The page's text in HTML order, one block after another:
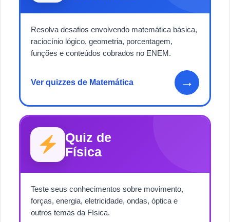
Resolva desafios envolvendo matemática básica,
raciocínio lógico, geometria, porcentagem,
funções e conteúdos cobrados no ENEM.
Ver quizzes de Matemática →
Quiz de
Física
Teste seus conhecimentos sobre movimento,
forças, energia, eletricidade, ondas, óptica e
outros temas da Física.